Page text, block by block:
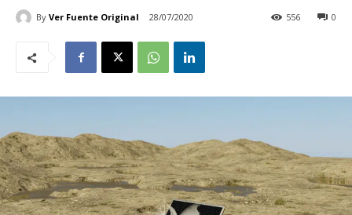
By Ver Fuente Original 28/07/2020 0
556